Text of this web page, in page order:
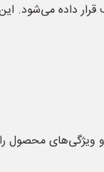
داده می‌شود.
محصول را